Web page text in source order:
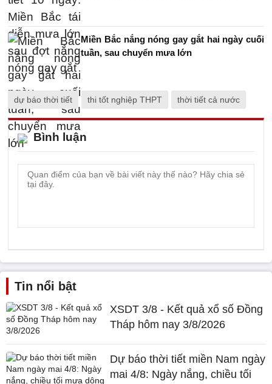
Miền Bắc nắng nóng gay gắt hai ngày cuối
tuần, sau chuyển mưa lớn
dự báo thời tiết thi tốt nghiệp THPT thời tiết cả nước
Bình luận
Tin nổi bật
XSDT 3/8 - Kết quả xổ số Đồng
Tháp hôm nay 3/8/2026
Dự báo thời tiết miền Nam ngày
mai 4/8: Ngày nắng, chiều tối